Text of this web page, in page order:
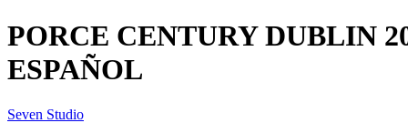
PORCE CENTURY DUBLIN
ESPAÑOL
Seven Studio